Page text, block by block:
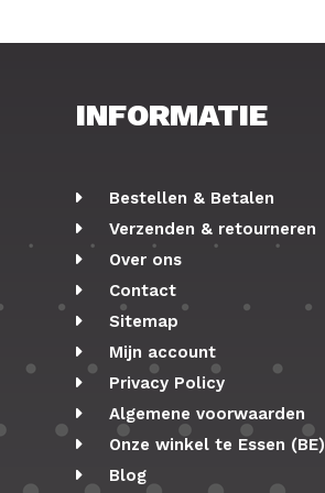
INFORMATIE
Bestellen & Betalen
Verzenden & retourneren
Over ons
Contact
Sitemap
Mijn account
Privacy Policy
Algemene voorwaarden
Onze winkel te Essen (BE)
Blog